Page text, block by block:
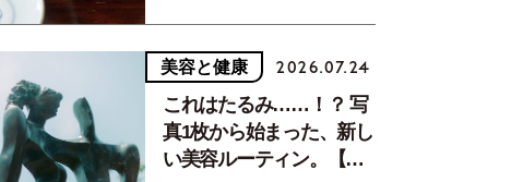
美容と健康 2026.07.24
これはたるみ……！？ 写
真1枚から始まった、新し
い美容ルーティン。【中